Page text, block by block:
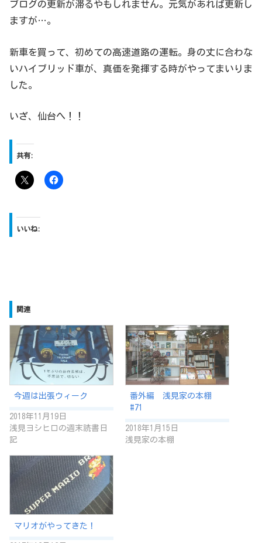
ブログの更新が滞るやもしれません。元気があれば更新し
ますが…。
新車を買って、初めての高速道路の運転。身の丈に合わな
いハイブリッド車が、真価を発揮する時がやってまいりま
した。
いざ、仙台へ！！
共有:
いいね:
関連
今週は出張ウィーク
2018年11月19日
浅見ヨシヒロの週末読書日
記
番外編 浅見家の本棚
#71
2018年1月15日
浅見家の本棚
マリオがやってきた！